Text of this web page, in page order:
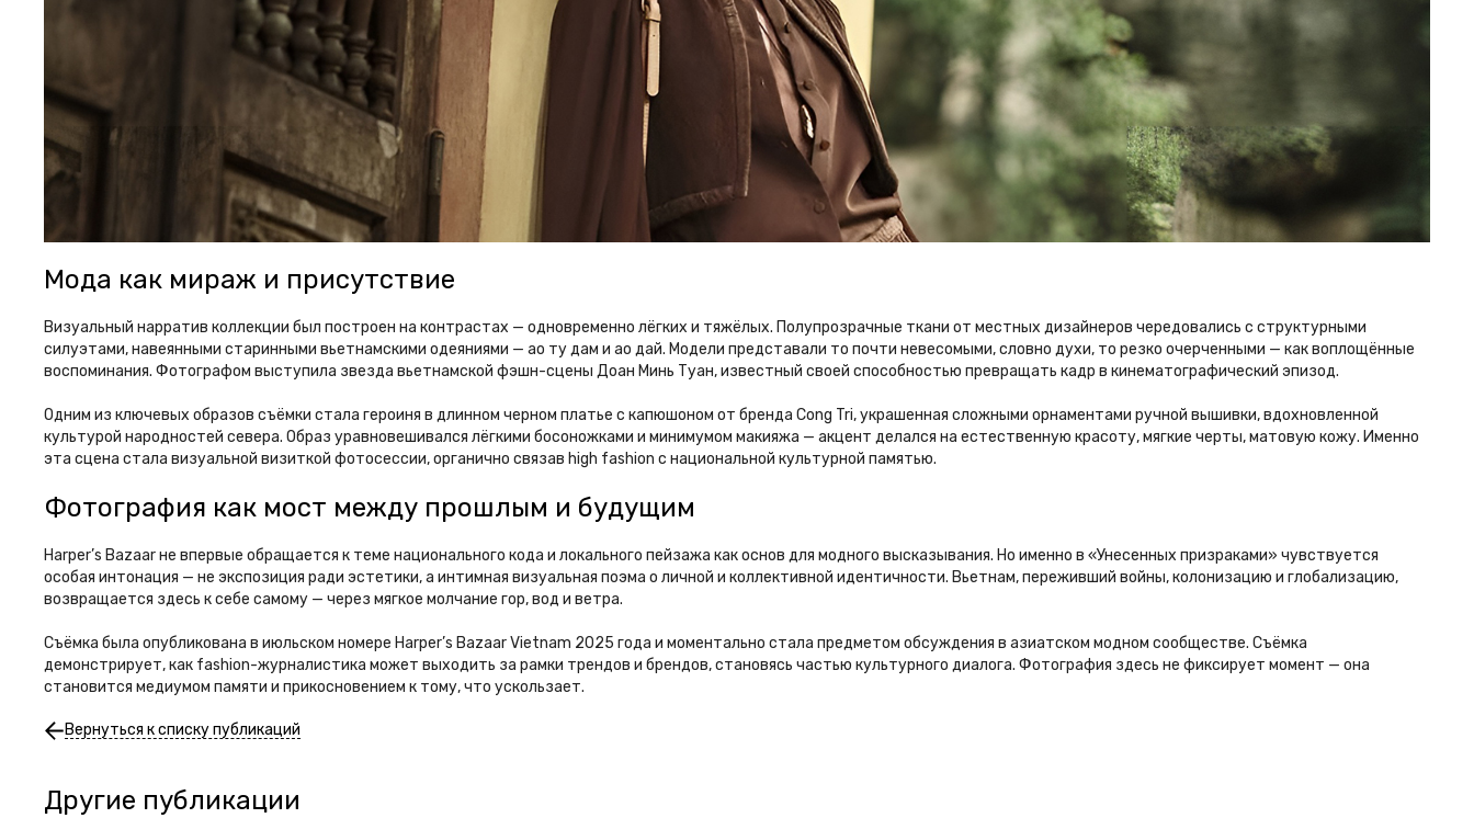
Мода как мираж и присутствие
Визуальный нарратив коллекции был построен на контрастах — одновременно лёгких и тяжёлых. Полупрозрачные ткани от местных дизайнеров чередовались с структурными
силуэтами, навеянными старинными вьетнамскими одеяниями — ао ту дам и ао дай. Модели представали то почти невесомыми, словно духи, то резко очерченными — как воплощённые
воспоминания. Фотографом выступила звезда вьетнамской фэшн-сцены Доан Минь Туан, известный своей способностью превращать кадр в кинематографический эпизод.
Одним из ключевых образов съёмки стала героиня в длинном черном платье с капюшоном от бренда Cong Tri, украшенная сложными орнаментами ручной вышивки, вдохновленной
культурой народностей севера. Образ уравновешивался лёгкими босоножками и минимумом макияжа — акцент делался на естественную красоту, мягкие черты, матовую кожу. Именно
эта сцена стала визуальной визиткой фотосессии, органично связав high fashion с национальной культурной памятью.
Фотография как мост между прошлым и будущим
Harper’s Bazaar не впервые обращается к теме национального кода и локального пейзажа как основ для модного высказывания. Но именно в «Унесенных призраками» чувствуется
особая интонация — не экспозиция ради эстетики, а интимная визуальная поэма о личной и коллективной идентичности. Вьетнам, переживший войны, колонизацию и глобализацию,
возвращается здесь к себе самому — через мягкое молчание гор, вод и ветра.
Съёмка была опубликована в июльском номере Harper’s Bazaar Vietnam 2025 года и моментально стала предметом обсуждения в азиатском модном сообществе. Съёмка
демонстрирует, как fashion-журналистика может выходить за рамки трендов и брендов, становясь частью культурного диалога. Фотография здесь не фиксирует момент — она
становится медиумом памяти и прикосновением к тому, что ускользает.
Вернуться к списку публикаций
Другие публикации